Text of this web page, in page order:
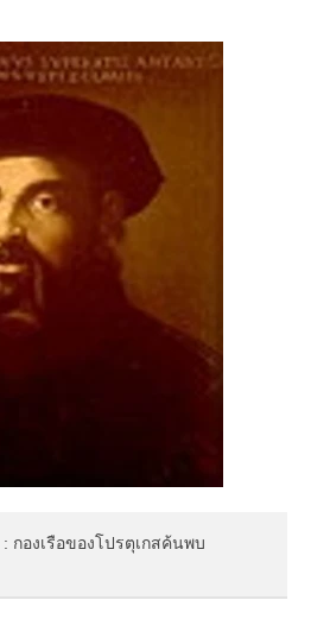
: กองเรือของโปรตุเกสค้นพบ